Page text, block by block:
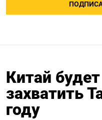
Китай
захватить
году